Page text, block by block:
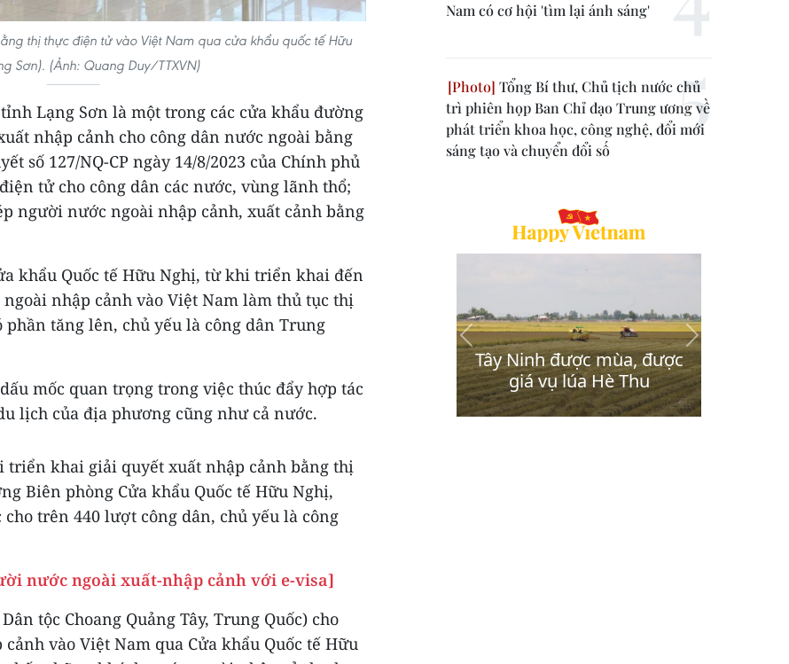
thị thực điện tử vào Việt Nam qua cửa khẩu quốc tế Hữu
Sơn). (Ảnh: Quang Duy/TTXVN)
Lạng Sơn là một trong các cửa khẩu đường
nhập cảnh cho công dân nước ngoài bằng
số 127/NQ-CP ngày 14/8/2023 của Chính phủ
tử cho công dân các nước, vùng lãnh thổ;
người nước ngoài nhập cảnh, xuất cảnh bằng
khẩu Quốc tế Hữu Nghị, từ khi triển khai đến
nhập cảnh vào Việt Nam làm thủ tục thị
tăng lên, chủ yếu là công dân Trung
mốc quan trọng trong việc thúc đẩy hợp tác
lịch của địa phương cũng như cả nước.
triển khai giải quyết xuất nhập cảnh bằng thị
Biên phòng Cửa khẩu Quốc tế Hữu Nghị,
trên 440 lượt công dân, chủ yếu là công
nước ngoài xuất-nhập cảnh với e-visa]
tộc Choang Quảng Tây, Trung Quốc) cho
vào Việt Nam qua Cửa khẩu Quốc tế Hữu
Nam có cơ hội 'tìm lại ánh sáng'
Tổng Bí thư, Chủ tịch nước chủ
trì phiên họp Ban Chỉ đạo Trung ương về
phát triển khoa học, công nghệ, đổi mới
sáng tạo và chuyển đổi số